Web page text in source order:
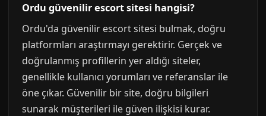
Ordu güvenilir escort sitesi hangisi?
Ordu'da güvenilir escort sitesi bulmak, doğru
platformları araştırmayı gerektirir. Gerçek ve
doğrulanmış profillerin yer aldığı siteler,
genellikle kullanıcı yorumları ve referanslar ile
öne çıkar. Güvenilir bir site, doğru bilgileri
sunarak müşterileri ile güven ilişkisi kurar.